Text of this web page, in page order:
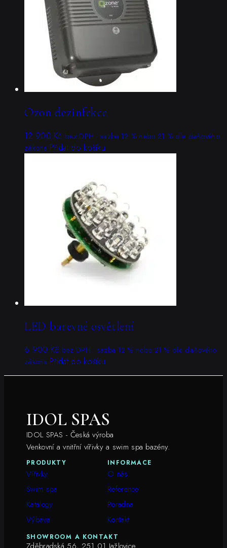
Ozon dezinfekce
12 900 Kč bez DPH · sazba 12 % nebo 21 % dle daňového
zákona Přidat do košíku
LED barevné osvětlení
6 900 Kč bez DPH · sazba 12 % nebo 21 % dle daňového
zákona Přidat do košíku
IDOL SPAS
IDOL SPAS - Česká výroba
Venkovní a vnitřní vířivky a swim spa bazény.
PRODUKTY
Vířivky
Swim spa
Katalogy
Výbava
INFORMACE
O nás
Reference
Poradna
Kontakt
SHOWROOM A KONTAKT